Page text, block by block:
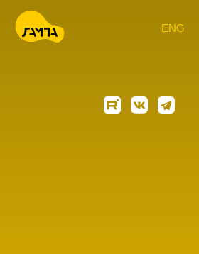
ENG